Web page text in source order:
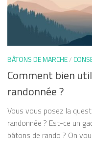
BÂTONS DE MARCHE/
Comment bien
randonnée ?
Vous vous posez la
randonnée ? Est-ce un
bâtons de rando ? On